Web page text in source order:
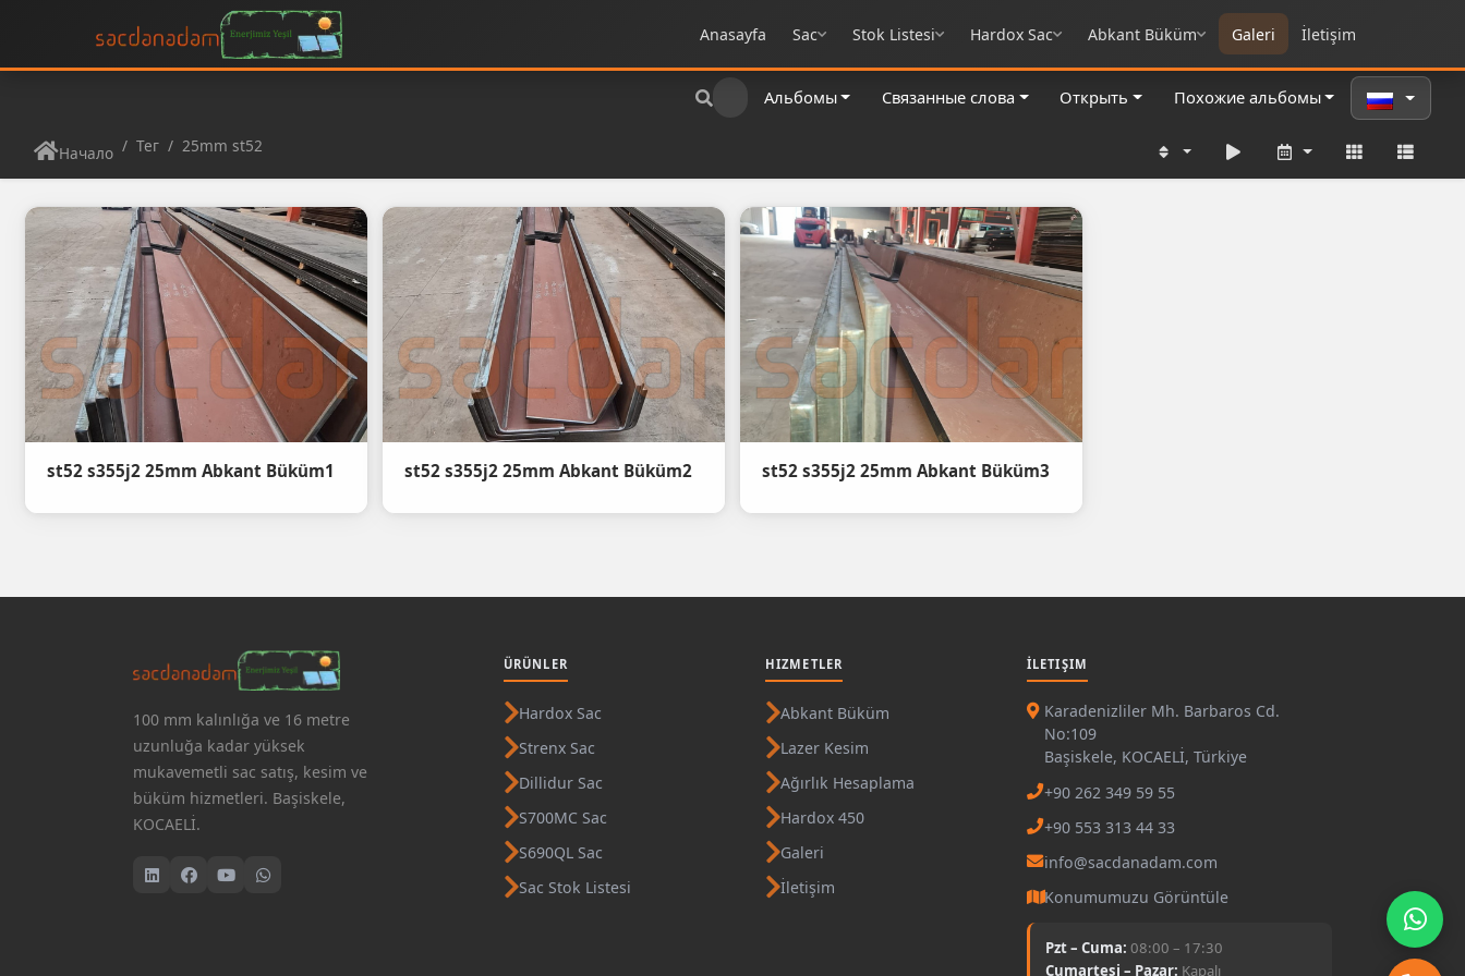
Anasayfa Sac Stok Listesi Hardox Sac Abkant Büküm Galeri İletişim
Альбомы Связанные слова Открыть Похожие альбомы
Начало Тег 25mm st52
st52 s355j2 25mm Abkant Büküm1 st52 s355j2 25mm Abkant Büküm2 st52 s355j2 25mm Abkant Büküm3
100 mm kalınlığa ve 16 metre
uzunluğa kadar yüksek
mukavemetli sac satış, kesim ve
büküm hizmetleri. Başiskele,
KOCAELİ.
ÜRÜNLER
Hardox Sac
Strenx Sac
Dillidur Sac
S700MC Sac
S690QL Sac
Sac Stok Listesi
HIZMETLER
Abkant Büküm
Lazer Kesim
Ağırlık Hesaplama
Hardox 450
Galeri
İletişim
İLETIŞIM
Karadenizliler Mh. Barbaros Cd.
No:109
Başiskele, KOCAELİ, Türkiye
+90 262 349 59 55
+90 553 313 44 33
info@sacdanadam.com
Konumumuzu Görüntüle
Pzt – Cuma: 08:00 – 17:30
Cumartesi – Pazar: Kapalı